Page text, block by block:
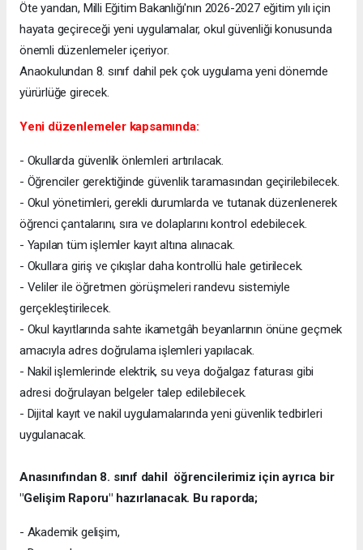
Öte yandan, Milli Eğitim Bakanlığı'nın 2026-2027 eğitim yılı için
hayata geçireceği yeni uygulamalar, okul güvenliği konusunda
önemli düzenlemeler içeriyor.
Anaokulundan 8. sınıf dahil pek çok uygulama yeni dönemde
yürürlüğe girecek.
Yeni düzenlemeler kapsamında:
- Okullarda güvenlik önlemleri artırılacak.
- Öğrenciler gerektiğinde güvenlik taramasından geçirilebilecek.
- Okul yönetimleri, gerekli durumlarda ve tutanak düzenlenerek
öğrenci çantalarını, sıra ve dolaplarını kontrol edebilecek.
- Yapılan tüm işlemler kayıt altına alınacak.
- Okullara giriş ve çıkışlar daha kontrollü hale getirilecek.
- Veliler ile öğretmen görüşmeleri randevu sistemiyle
gerçekleştirilecek.
- Okul kayıtlarında sahte ikametgâh beyanlarının önüne geçmek
amacıyla adres doğrulama işlemleri yapılacak.
- Nakil işlemlerinde elektrik, su veya doğalgaz faturası gibi
adresi doğrulayan belgeler talep edilebilecek.
- Dijital kayıt ve nakil uygulamalarında yeni güvenlik tedbirleri
uygulanacak.
Anasınıfından 8. sınıf dahil öğrencilerimiz için ayrıca bir
"Gelişim Raporu" hazırlanacak. Bu raporda;
- Akademik gelişim,